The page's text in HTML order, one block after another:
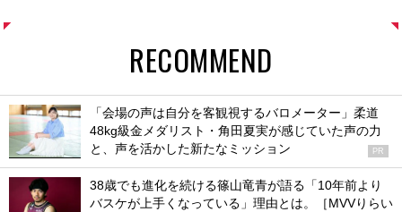
RECOMMEND
「会場の声は自分を客観視するバロメーター」柔道
48kg級金メダリスト・角田夏実が感じていた声の力
と、声を活かした新たなミッション
PR
38歳でも進化を続ける篠山竜青が語る「10年前より
バスケが上手くなっている」理由とは。［MVVりらい